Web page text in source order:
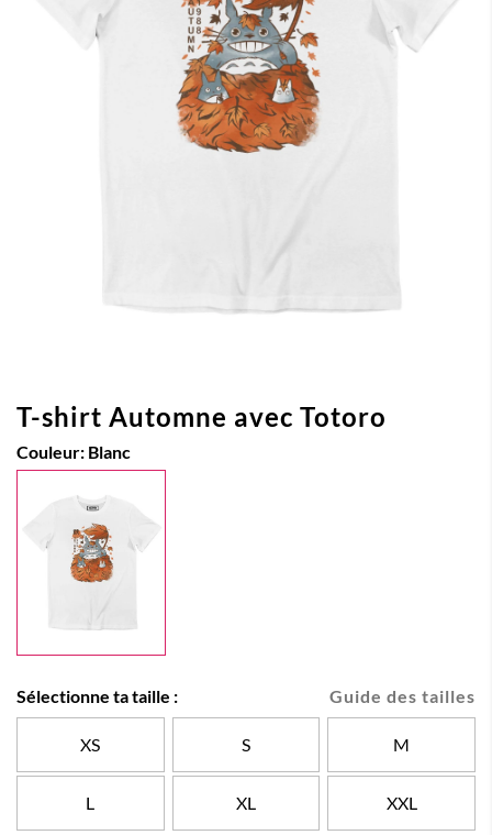
T-shirt Automne avec Totoro
Couleur: Blanc
Guide des tailles
Sélectionne ta taille :
XS S M
L XL XXL